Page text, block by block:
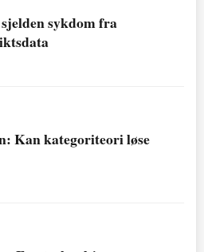
sykdom fra
Kan kategoriteori løse